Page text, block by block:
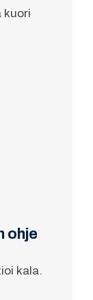
kuori
ohje
kala.